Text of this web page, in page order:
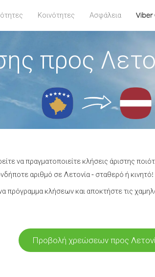
Κοινότητες Ασφάλεια Viber
προς
να πραγματοποιείτε κλήσεις άριστης
αριθμό σε Λετονία - σταθερό ή
πρόγραμμα κλήσεων και αποκτήστε τις
Προβολή χρεώσεων προς